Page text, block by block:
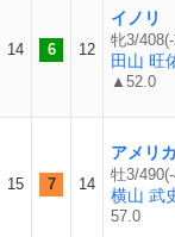
14 6 12
イノリ
牝3/
田山 旺
▲52.0
15 7 14
アメリ
牡3/
横山 武
57.0